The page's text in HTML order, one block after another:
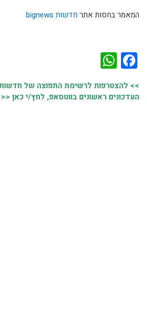
המאמר בחסות אתר חדשות bignews
Facebook
>> להצטרפות לרשימת התפוצה של חדשות
העדכונים ראשונים בווטסאפ, לחץ/י כאן <<